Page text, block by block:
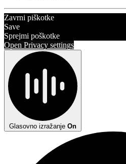
Zavrni piškotke
Save
Sprejmi poškotke
Open Privacy settings
Glasovno izražanje On